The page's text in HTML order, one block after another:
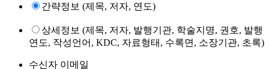
간략정보 (제목, 저자, 연도)
상세정보 (제목, 저자, 발행기관, 학술지명, 권호, 발행
연도, 작성언어, KDC, 자료형태, 수록면, 소장기관, 초록)
수신자 이메일